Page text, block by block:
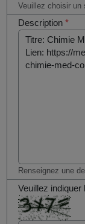
Veuillez choisir un
Description*
Renseignez une
Veuillez indiquer